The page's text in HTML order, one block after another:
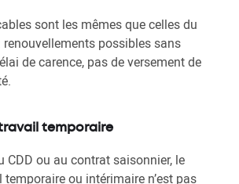
sont les mêmes que celles du
renouvellements possibles sans
de carence, pas de versement de
temporaire
CDD ou au contrat saisonnier, le
ou intérimaire n’est pas